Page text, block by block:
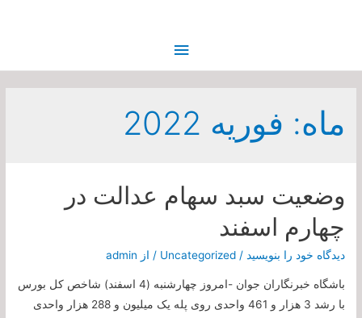
فهرست
ماه: فوریه 2022
وضعیت سبد سهام عدالت در
چهارم اسفند
دیدگاه‌ خود را بنویسید /
Uncategorized / از admin
باشگاه خبرنگاران جوان -امروز چهارشنبه (4 اسفند) شاخص کل بورس
با رشد 3 هزار و 461 واحدی روی پله یک میلیون و 288 هزار واحدی